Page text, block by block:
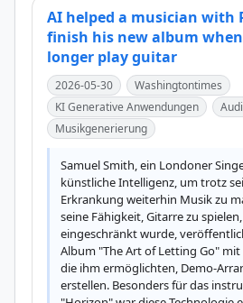
AI helped a musician with
finish his new album
longer play guitar
2026-05-30
Washingtontimes
KI Generative Anwendungen
Musikgenerierung
Samuel Smith, ein Londoner
künstliche Intelligenz, um trotz
Erkrankung weiterhin Musik zu
seine Fähigkeit, Gitarre zu
eingeschränkt wurde,
Album "The Art of Letting Go" mit
die ihm ermöglichten, Demo-
erstellen. Besonders für das